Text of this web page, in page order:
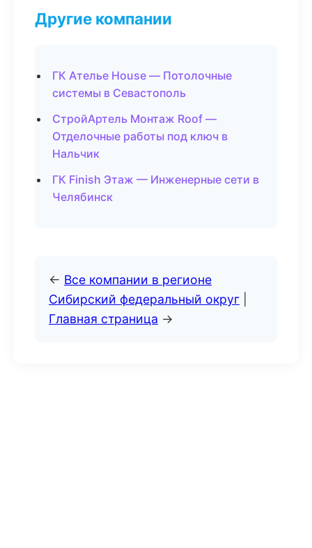
Другие компании
ГК Ателье House — Потолочные
системы в Севастополь
СтройАртель Монтаж Roof —
Отделочные работы под ключ в
Нальчик
ГК Finish Этаж — Инженерные сети в
Челябинск
← Все компании в регионе
Сибирский федеральный округ
Главная страница →